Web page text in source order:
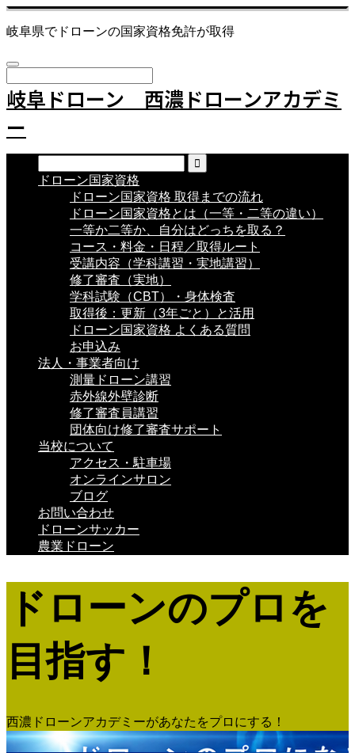
岐阜県でドローンの国家資格免許が取得
岐阜ドローン 西濃ドローンアカデミ
ー
ドローン国家資格
ドローン国家資格 取得までの流れ
ドローン国家資格とは（一等・二等の違い）
一等か二等か、自分はどっちを取る？
コース・料金・日程／取得ルート
受講内容（学科講習・実地講習）
修了審査（実地）
学科試験（CBT）・身体検査
取得後：更新（3年ごと）と活用
ドローン国家資格 よくある質問
お申込み
法人・事業者向け
測量ドローン講習
赤外線外壁診断
修了審査員講習
団体向け修了審査サポート
当校について
アクセス・駐車場
オンラインサロン
ブログ
お問い合わせ
ドローンサッカー
農業ドローン
ドローンのプロを
目指す！
西濃ドローンアカデミーがあなたをプロにする！